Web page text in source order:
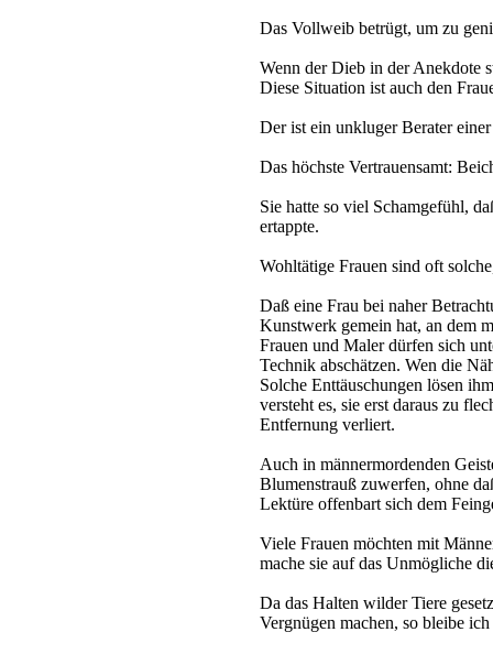
Das Vollweib betrügt, um zu
Wenn der Dieb in der Anekdote
Diese Situation ist auch den
Der ist ein unkluger Berater
Das höchste Vertrauensamt:
Sie hatte so viel Schamgefühl,
ertappte.
Wohltätige Frauen sind oft
Daß eine Frau bei naher
Kunstwerk gemein hat, an dem
Frauen und Maler dürfen sich
Technik abschätzen. Wen die
Solche Enttäuschungen lösen
versteht es, sie erst daraus zu
Entfernung verliert.
Auch in männermordenden
Blumenstrauß zuwerfen, ohne
Lektüre offenbart sich dem
Viele Frauen möchten mit
mache sie auf das Unmögliche
Da das Halten wilder Tiere
Vergnügen machen, so bleibe